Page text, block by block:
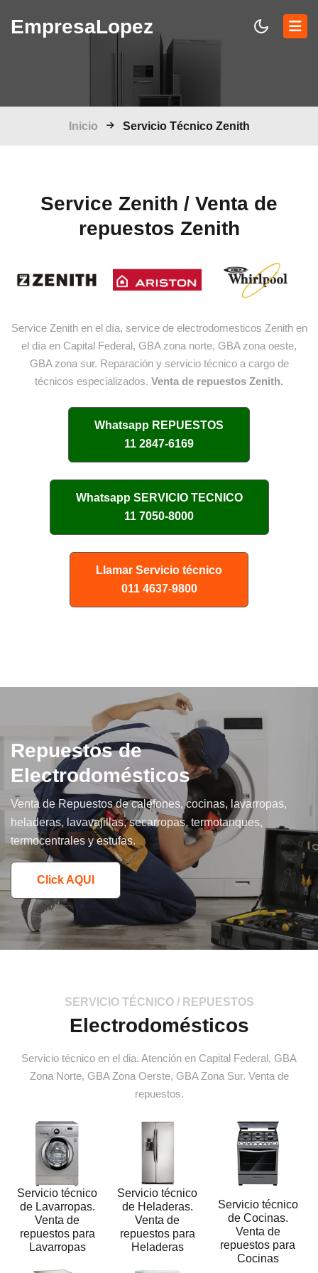
EmpresaLopez
Inicio Servicio Técnico Zenith
Service Zenith / Venta de
repuestos Zenith
Service Zenith en el día, service de electrodomesticos Zenith en
el día en Capital Federal, GBA zona norte, GBA zona oeste,
GBA zona sur. Reparación y servicio técnico a cargo de
técnicos especializados. Venta de repuestos Zenith.
Whatsapp REPUESTOS
11 2847-6169
Whatsapp SERVICIO TECNICO
11 7050-8000
Llamar Servicio técnico
011 4637-9800
Repuestos de
Electrodomésticos
Venta de Repuestos de calefones, cocinas, lavarropas,
heladeras, lavavajillas, secarropas, termotanques,
termocentrales y estufas.
Click AQUI
SERVICIO TÉCNICO / REPUESTOS
Electrodomésticos
Servicio técnico en el dia. Atención en Capital Federal, GBA
Zona Norte, GBA Zona Oerste, GBA Zona Sur. Venta de
repuestos.
Servicio técnico
de Lavarropas.
Venta de
repuestos para
Lavarropas
Servicio técnico
de Heladeras.
Venta de
repuestos para
Heladeras
Servicio técnico
de Cocinas.
Venta de
repuestos para
Cocinas